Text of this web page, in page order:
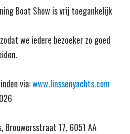
Boat Show is vrij toegankelijk
we iedere bezoeker zo goed
via:www.linssenyachts.com
Brouwersstraat 17, 6051 AA